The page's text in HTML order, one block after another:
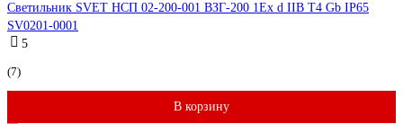
Светильник SVET НСП 02-200-001 ВЗГ-200 1Ex d IIB T4 Gb IP65
SV0201-0001
5
(7)
В корзину